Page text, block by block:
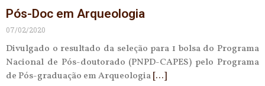
Pós-Doc em Arqueologia
07/02/2020
Divulgado o resultado da seleção para 1 bolsa do Programa
Nacional de Pós-doutorado (PNPD-CAPES) pelo Programa
de Pós-graduação em Arqueologia